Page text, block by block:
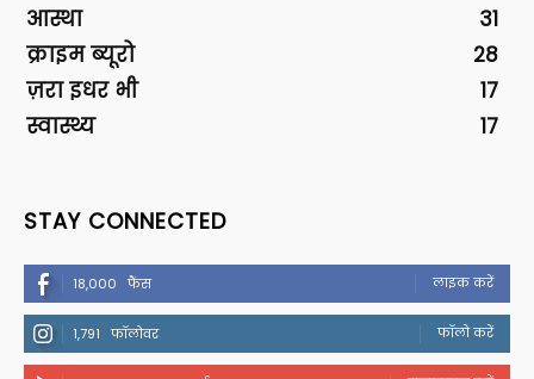
आस्था
31
क्राइम ब्यूरो
28
ज़रा इधर भी
17
स्वास्थ्य
17
STAY CONNECTED
18,000 फैंस लाइक करें
1,791 फॉलोवर फॉलो करें